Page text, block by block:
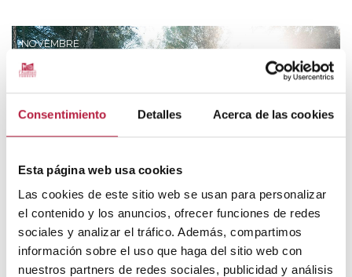
Consentimiento Detalles Acerca de las cookies
Esta página web usa cookies
Las cookies de este sitio web se usan para personalizar
el contenido y los anuncios, ofrecer funciones de redes
sociales y analizar el tráfico. Además, compartimos
información sobre el uso que haga del sitio web con
nuestros partners de redes sociales, publicidad y análisis
NOVEMBRE
ANDREUVALOR. ELS CAMINS QUE
ELEGIM
28 de novembre de 2026